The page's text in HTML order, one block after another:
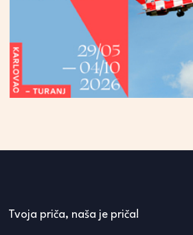
Tvoja priča, naša je priča!